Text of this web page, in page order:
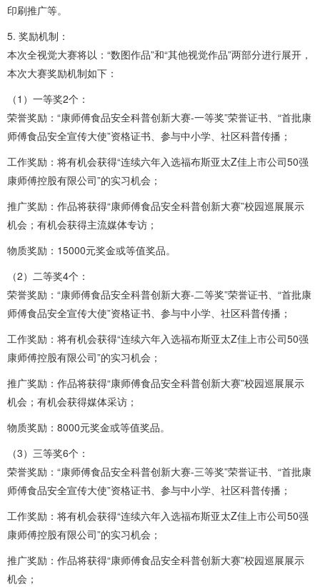
印刷推广等。
5. 奖励机制：
本次全视觉大赛将以：“数图作品”和“其他视觉作品”两部分进行展开，
本次大赛奖励机制如下：
（1）一等奖2个：
荣誉奖励：“康师傅食品安全科普创新大赛-一等奖”荣誉证书、“首批康
师傅食品安全宣传大使”资格证书、参与中小学、社区科普传播；
工作奖励：将有机会获得“连续六年入选福布斯亚太Z佳上市公司50强
康师傅控股有限公司”的实习机会；
推广奖励：作品将获得“康师傅食品安全科普创新大赛”校园巡展展示
机会；有机会获得主流媒体专访；
物质奖励：15000元奖金或等值奖品。
（2）二等奖4个：
荣誉奖励：“康师傅食品安全科普创新大赛-二等奖”荣誉证书、“首批康
师傅食品安全宣传大使”资格证书、参与中小学、社区科普传播；
工作奖励：将有机会获得“连续六年入选福布斯亚太Z佳上市公司50强
康师傅控股有限公司”的实习机会；
推广奖励：作品将获得“康师傅食品安全科普创新大赛”校园巡展展示
机会；有机会获得媒体采访；
物质奖励：8000元奖金或等值奖品。
（3）三等奖6个：
荣誉奖励：“康师傅食品安全科普创新大赛-三等奖”荣誉证书、“首批康
师傅食品安全宣传大使”资格证书、参与中小学、社区科普传播；
工作奖励：将有机会获得“连续六年入选福布斯亚太Z佳上市公司50强
康师傅控股有限公司”的实习机会；
推广奖励：作品将获得“康师傅食品安全科普创新大赛”校园巡展展示
机会；